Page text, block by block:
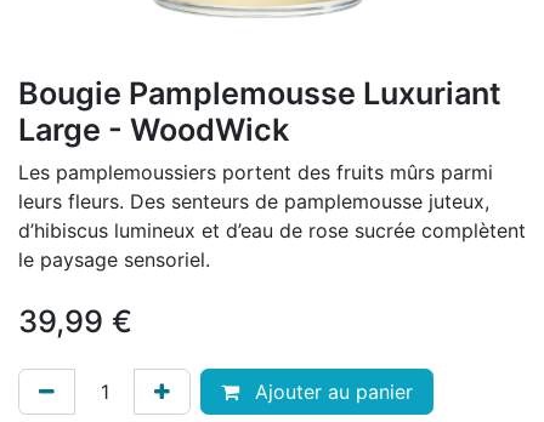
Bougie Pamplemousse Luxuriant
Large - WoodWick
Les pamplemoussiers portent des fruits mûrs parmi
leurs fleurs. Des senteurs de pamplemousse juteux,
d’hibiscus lumineux et d’eau de rose sucrée complètent
le paysage sensoriel.
39,99 €
Ajouter au panier